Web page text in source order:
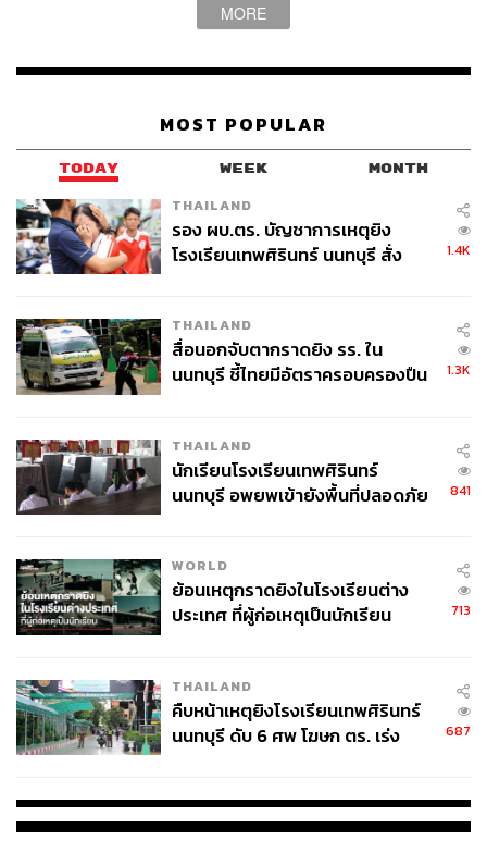
MORE
MOST POPULAR
TODAY WEEK MONTH
THAILAND
รอง ผบ.ตร. บัญชาการเหตุยิง
โรงเรียนเทพศิรินทร์ นนทบุรี สั่ง
1.4K
THAILAND
สื่อนอกจับตากราดยิง รร. ใน
นนทบุรี ชี้ไทยมีอัตราครอบครองปืน
1.3K
THAILAND
นักเรียนโรงเรียนเทพศิรินทร์
นนทบุรี อพยพเข้ายังพื้นที่ปลอดภัย
841
WORLD
ย้อนเหตุกราดยิงในโรงเรียนต่าง
ประเทศ ที่ผู้ก่อเหตุเป็นนักเรียน
713
THAILAND
คืบหน้าเหตุยิงโรงเรียนเทพศิรินทร์
นนทบุรี ดับ 6 ศพ โฆษก ตร. เร่ง
687